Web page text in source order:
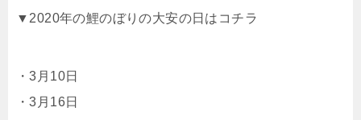
▼2020年の鯉のぼりの大安の日はコチラ
・3月10日
・3月16日